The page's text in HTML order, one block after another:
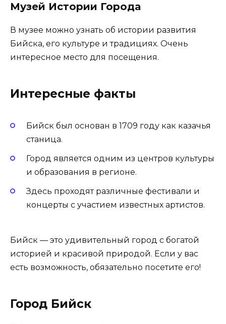
Музей Истории Города
В музее можно узнать об истории развития
Бийска, его культуре и традициях. Очень
интересное место для посещения.
Интересные факты
Бийск был основан в 1709 году как казачья
станица.
Город является одним из центров культуры
и образования в регионе.
Здесь проходят различные фестивали и
концерты с участием известных артистов.
Бийск — это удивительный город с богатой
историей и красивой природой. Если у вас
есть возможность, обязательно посетите его!
Город Бийск